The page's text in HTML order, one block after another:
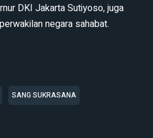
DKI Jakarta Sutiyoso, juga
negara sahabat.
SANG SUKRASANA